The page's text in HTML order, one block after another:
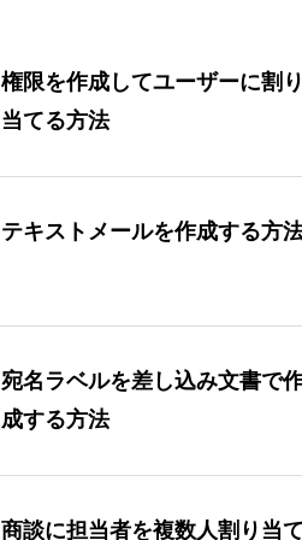
権限を作成してユーザーに割
当てる方法
テキストメールを作成する方
宛名ラベルを差し込み文書で
成する方法
商談に担当者を複数人割り当